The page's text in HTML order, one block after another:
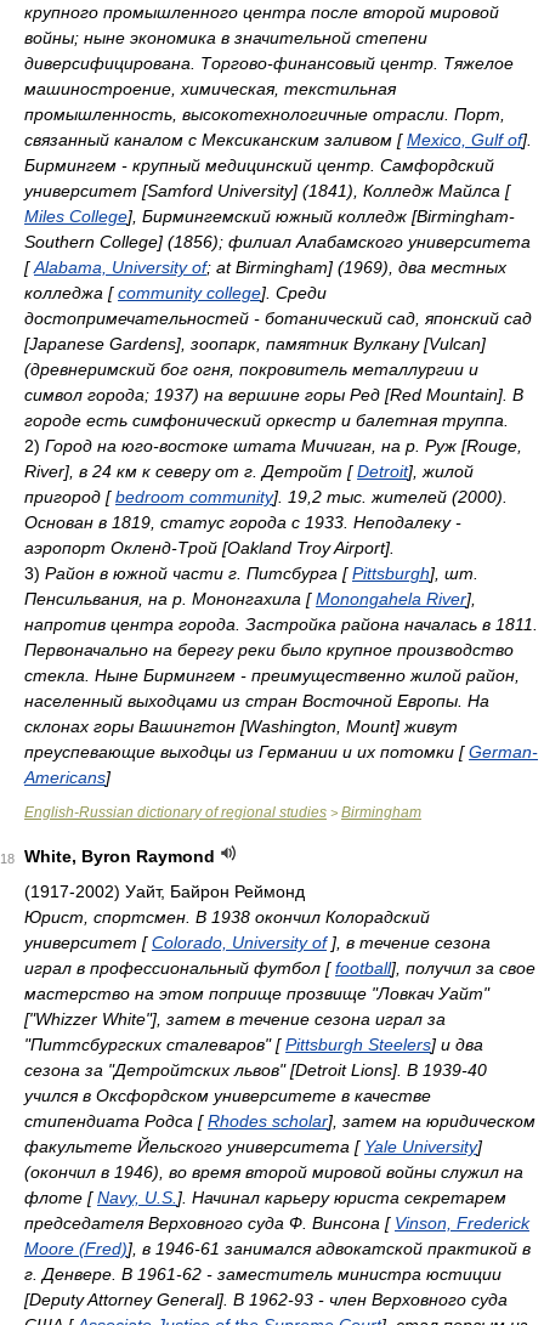
крупного промышленного центра после второй мировой
войны; ныне экономика в значительной степени
диверсифицирована. Торгово-финансовый центр. Тяжелое
машиностроение, химическая, текстильная
промышленность, высокотехнологичные отрасли. Порт,
связанный каналом с Мексиканским заливом [Mexico, Gulf of].
Бирмингем - крупный медицинский центр. Самфордский
университет [Samford University] (1841), Колледж Майлса [
Miles College], Бирмингемский южный колледж [Birmingham-
Southern College] (1856); филиал Алабамского университета
[Alabama, University of; at Birmingham] (1969), два местных
колледжа [community college]. Среди
достопримечательностей - ботанический сад, японский сад
[Japanese Gardens], зоопарк, памятник Вулкану [Vulcan]
(древнеримский бог огня, покровитель металлургии и
символ города; 1937) на вершине горы Ред [Red Mountain]. В
городе есть симфонический оркестр и балетная труппа.
2) Город на юго-востоке штата Мичиган, на р. Руж [Rouge,
River], в 24 км к северу от г. Детройт [Detroit], жилой
пригород [bedroom community]. 19,2 тыс. жителей (2000).
Основан в 1819, статус города с 1933. Неподалеку -
аэропорт Окленд-Трой [Oakland Troy Airport].
3) Район в южной части г. Питсбурга [Pittsburgh], шт.
Пенсильвания, на р. Мононгахила [Monongahela River],
напротив центра города. Застройка района началась в 1811.
Первоначально на берегу реки было крупное производство
стекла. Ныне Бирмингем - преимущественно жилой район,
населенный выходцами из стран Восточной Европы. На
склонах горы Вашингтон [Washington, Mount] живут
преуспевающие выходцы из Германии и их потомки [German-
Americans]
English-Russian dictionary of regional studies > Birmingham
18
White, Byron Raymond
(1917-2002) Уайт, Байрон Реймонд
Юрист, спортсмен. В 1938 окончил Колорадский
университет [Colorado, University of], в течение сезона
играл в профессиональный футбол [football], получил за свое
мастерство на этом поприще прозвище "Ловкач Уайт"
["Whizzer White"], затем в течение сезона играл за
"Питтсбургских сталеваров" [Pittsburgh Steelers] и два
сезона за "Детройтских львов" [Detroit Lions]. В 1939-40
учился в Оксфордском университете в качестве
стипендиата Родса [Rhodes scholar], затем на юридическом
факультете Йельского университета [ Yale University]
(окончил в 1946), во время второй мировой войны служил на
флоте [Navy, U.S. ]. Начинал карьеру юриста секретарем
председателя Верховного суда Ф. Винсона [ Vinson, Frederick
Moore (Fred)], в 1946-61 занимался адвокатской практикой в
г. Денвере. В 1961-62 - заместитель министра юстиции
[Deputy Attorney General]. В 1962-93 - член Верховного суда